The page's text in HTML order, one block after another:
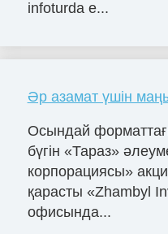
infoturda e...
Әр азамат үшін
Осындай
бүгін «Тараз»
корпорациясы»
қарасты «Zhambyl
офисында...